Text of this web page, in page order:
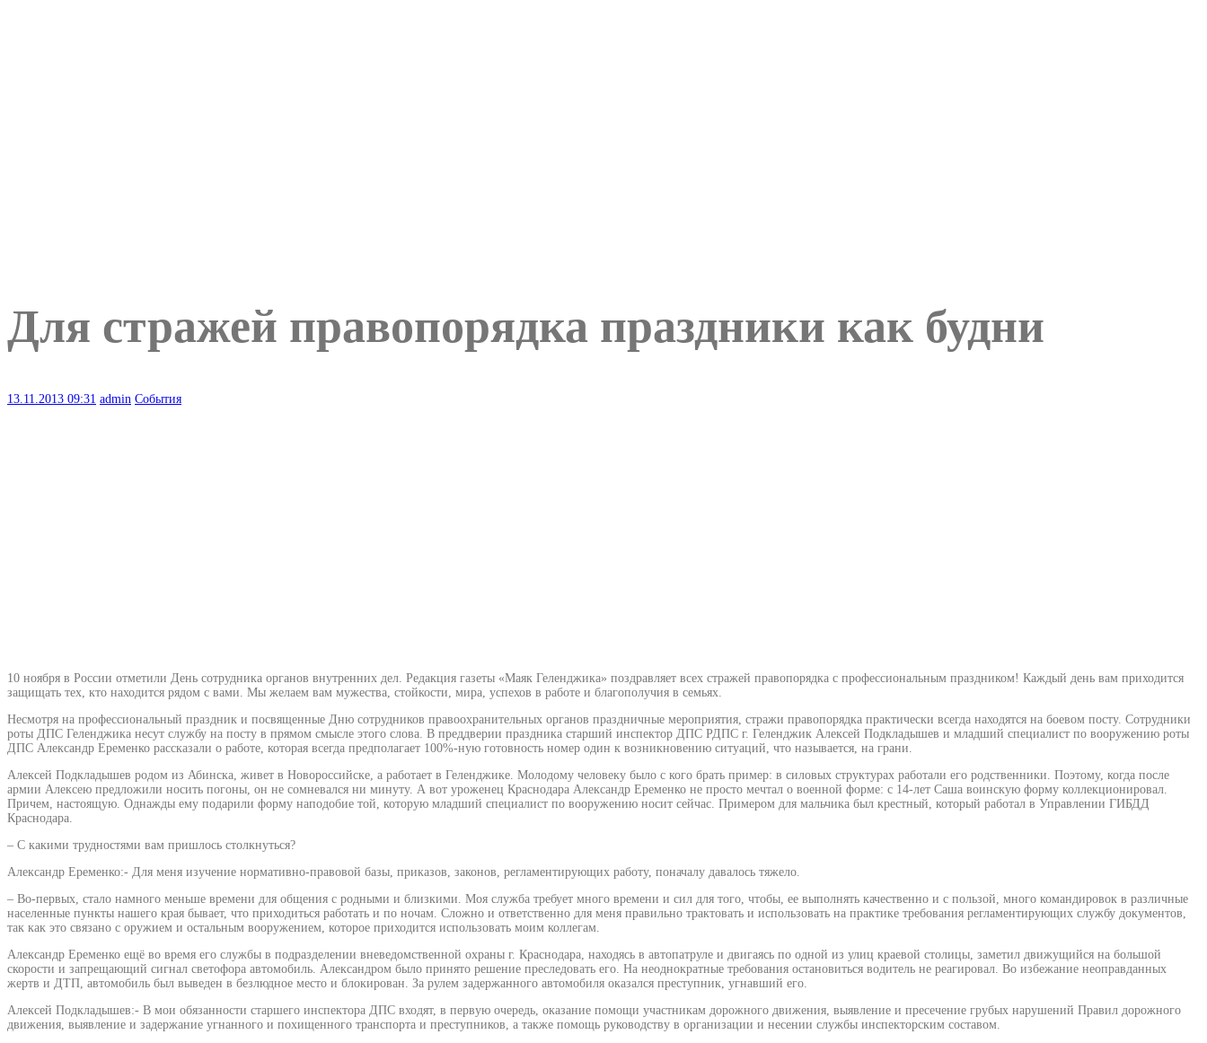
Для стражей правопорядка праздники как будни
13.11.2013 09:31 admin События
10 ноября в России отметили День сотрудника органов внутренних дел. Редакция газеты «Маяк Геленджика» поздравляет всех стражей правопорядка с профессиональным праздником! Каждый день вам приходится
защищать тех, кто находится рядом с вами. Мы желаем вам мужества, стойкости, мира, успехов в работе и благополучия в семьях.
Несмотря на профессиональный праздник и посвященные Дню сотрудников правоохранительных органов праздничные мероприятия, стражи правопорядка практически всегда находятся на боевом посту. Сотрудники
роты ДПС Геленджика несут службу на посту в прямом смысле этого слова. В преддверии праздника старший инспектор ДПС РДПС г. Геленджик Алексей Подкладышев и младший специалист по вооружению роты
ДПС Александр Еременко рассказали о работе, которая всегда предполагает 100%-ную готовность номер один к возникновению ситуаций, что называется, на грани.
Алексей Подкладышев родом из Абинска, живет в Новороссийске, а работает в Геленджике. Молодому человеку было с кого брать пример: в силовых структурах работали его родственники. Поэтому, когда после
армии Алексею предложили носить погоны, он не сомневался ни минуту. А вот уроженец Краснодара Александр Еременко не просто мечтал о военной форме: с 14-лет Саша воинскую форму коллекционировал.
Причем, настоящую. Однажды ему подарили форму наподобие той, которую младший специалист по вооружению носит сейчас. Примером для мальчика был крестный, который работал в Управлении ГИБДД
Краснодара.
– С какими трудностями вам пришлось столкнуться?
Александр Еременко:- Для меня изучение нормативно-правовой базы, приказов, законов, регламентирующих работу, поначалу давалось тяжело.
– Во-первых, стало намного меньше времени для общения с родными и близкими. Моя служба требует много времени и сил для того, чтобы, ее выполнять качественно и с пользой, много командировок в различные
населенные пункты нашего края бывает, что приходиться работать и по ночам. Сложно и ответственно для меня правильно трактовать и использовать на практике требования регламентирующих службу документов,
так как это связано с оружием и остальным вооружением, которое приходится использовать моим коллегам.
Александр Еременко ещё во время его службы в подразделении вневедомственной охраны г. Краснодара, находясь в автопатруле и двигаясь по одной из улиц краевой столицы, заметил движущийся на большой
скорости и запрещающий сигнал светофора автомобиль. Александром было принято решение преследовать его. На неоднократные требования остановиться водитель не реагировал. Во избежание неоправданных
жертв и ДТП, автомобиль был выведен в безлюдное место и блокирован. За рулем задержанного автомобиля оказался преступник, угнавший его.
Алексей Подкладышев:- В мои обязанности старшего инспектора ДПС входят, в первую очередь, оказание помощи участникам дорожного движения, выявление и пресечение грубых нарушений Правил дорожного
движения, выявление и задержание угнанного и похищенного транспорта и преступников, а также помощь руководству в организации и несении службы инспекторским составом.